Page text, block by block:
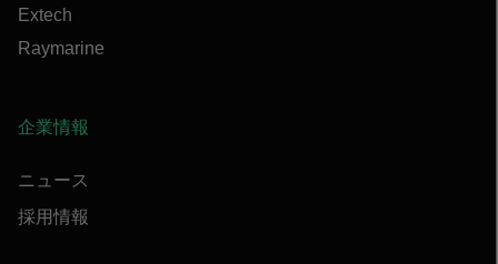
Extech
Raymarine
企業情報
ニュース
採用情報